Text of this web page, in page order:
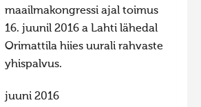
2022 lisa
2022
2021
maailmakongressi ajal toimus
16. juunil 2016 a Lahti lähedal
Orimattila hiies uurali rahvaste
yhispalvus.
juuni 2016